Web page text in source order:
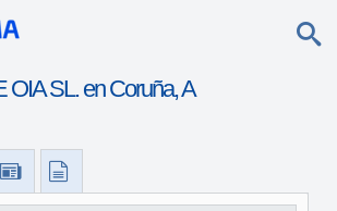
SL. en Coruña, A